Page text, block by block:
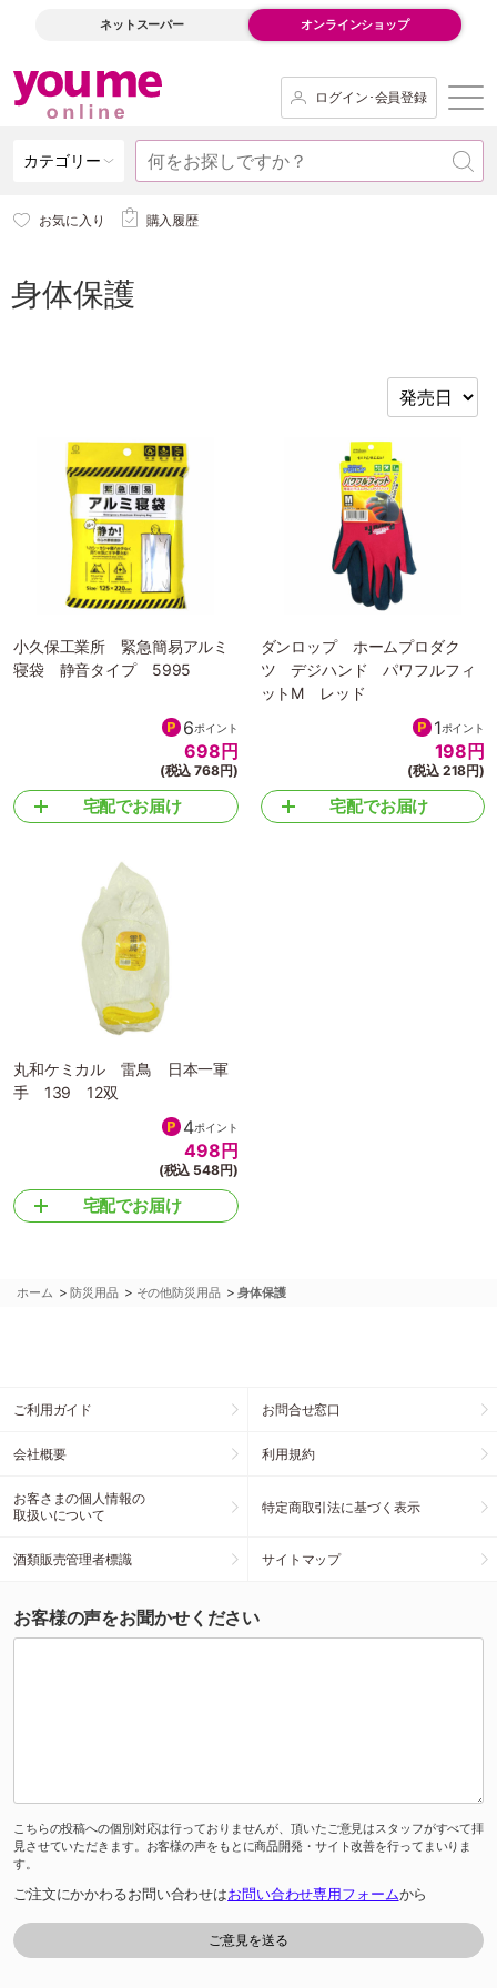
ネットスーパー オンラインショップ
ログイン･会員登録
カテゴリー
お気に入り 購入履歴
身体保護
小久保工業所 緊急簡易アルミ
寝袋 静音タイプ 5995
6ポイント
698 円
(税込 768円)
宅配でお届け
ダンロップ ホームプロダク
ツ デジハンド パワフルフィ
ットM レッド
1ポイント
198 円
(税込 218円)
宅配でお届け
丸和ケミカル 雷鳥 日本一軍
手 139 12双
4ポイント
498 円
(税込 548円)
宅配でお届け
ホーム >防災用品 > その他防災用品 >身体保護
ご利用ガイド お問合せ窓口
会社概要 利用規約
お客さまの個人情報の
取扱いについて
特定商取引法に基づく表示
酒類販売管理者標識 サイトマップ
お客様の声をお聞かせください
こちらの投稿への個別対応は行っておりませんが、頂いたご意見はスタッフがすべて拝
見させていただきます。お客様の声をもとに商品開発・サイト改善を行ってまいりま
す。
ご注文にかかわるお問い合わせはお問い合わせ専用フォームから